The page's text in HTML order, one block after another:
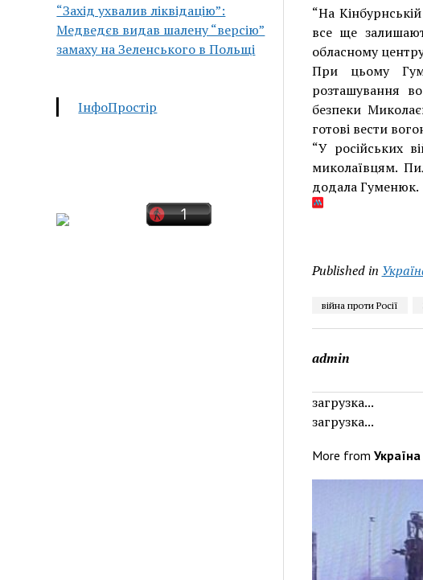
“Захід ухвалив ліквідацію”:
Медведєв видав шалену “версію”
замаху на Зеленського в Польщі
ІнфоПростір
“На
все ще
обласному
При цьому
розташування
безпеки
готові вести
“У російських
миколаївцям.
додала Гуменюк.
Published in
війна проти Росії
admin
загрузка...
загрузка...
More from Україна